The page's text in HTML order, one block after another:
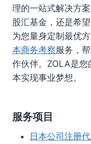
理的一站式解决方
股汇基金，还是希望
为您量身定制最优
本商务考察服务，
作伙伴。ZOLA是您
本实现事业梦想。
服务项目
日本公司注册